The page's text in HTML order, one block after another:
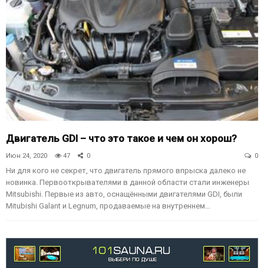
Двигатель GDI – что это такое и чем он хорош?
Июн 24, 2020 47 0 0
Ни для кого не секрет, что двигатель прямого впрыска далеко не
новинка. Первооткрывателями в данной области стали инженеры
Mitsubishi. Первые из авто, оснащёнными двигателями GDI, были
Mitubishi Galant и Legnum, продаваемые на внутреннем…